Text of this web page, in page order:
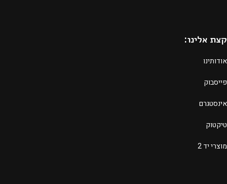
קצת אלינו:
אודותינו
פייסבוק
אינסטגרם
טיקטוק
מוצרי יד 2